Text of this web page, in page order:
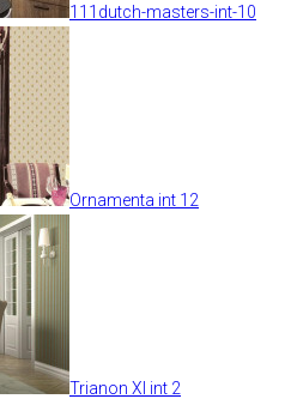
111dutch-masters-int-10
Ornamenta int 12
Trianon XI int 2